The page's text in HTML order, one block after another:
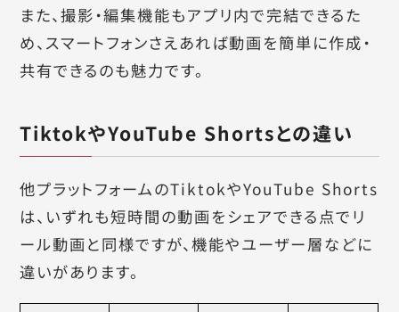
また、撮影・編集機能もアプリ内で完結できるた
め、スマートフォンさえあれば動画を簡単に作成・
共有できるのも魅力です。
TiktokやYouTube Shortsとの違い
他プラットフォームのTiktokやYouTube Shorts
は、いずれも短時間の動画をシェアできる点でリ
ール動画と同様ですが、機能やユーザー層などに
違いがあります。